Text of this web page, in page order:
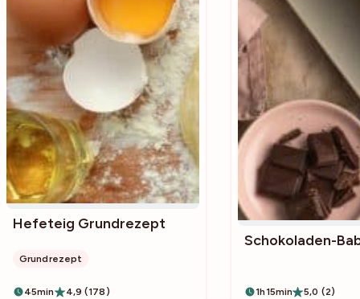
Hefeteig Grundrezept
Grundrezept
45min 4,9 (178)
Schokoladen-
1h15min 5,0 (2)